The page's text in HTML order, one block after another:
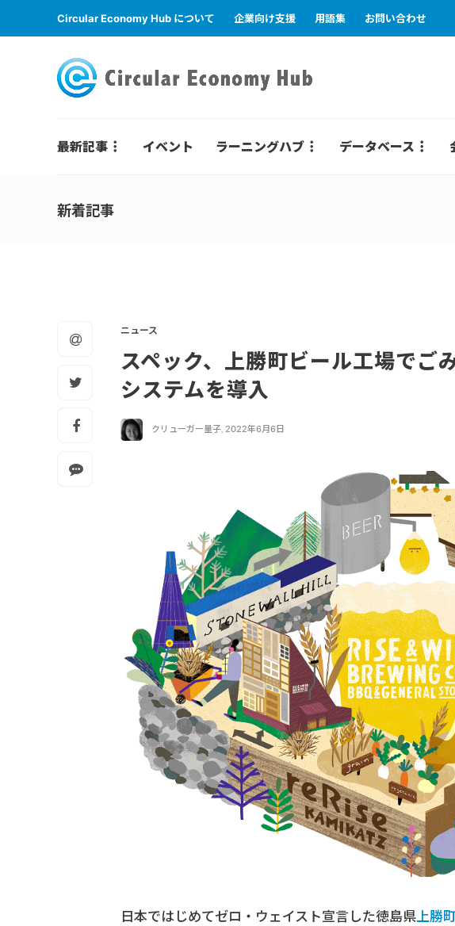
Circular Economy Hub について 企業向け支援 用語集 お問い合わせ
最新記事 イベント ラーニングハブ データベース
新着記事
ニュース
スペック、上勝町ビール工場でご
システムを導入
クリューガー量子, 2022年6月6日
日本ではじめてゼロ・ウェイスト宣言した徳島県上勝